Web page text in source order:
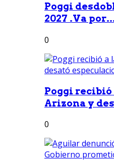
Poggi
2027 .Va
0
Poggi
Arizona y
0